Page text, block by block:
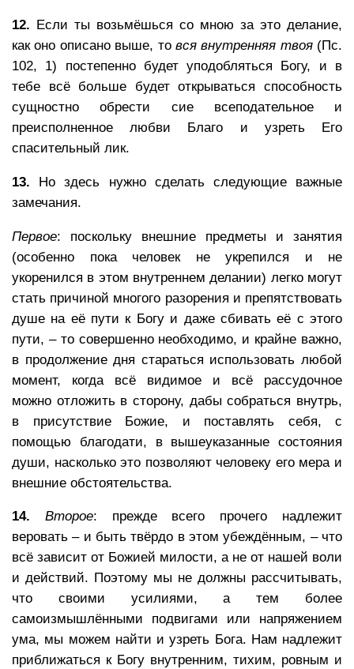
12. Если ты возьмёшься со мною за это делание,
как оно описано выше, то вся внутренняя твоя(Пс.
102, 1) постепенно будет уподобляться Богу, и в
тебе всё больше будет открываться способность
сущностно обрести сие всеподательное и
преисполненное любви Благо и узреть Его
спасительный лик.
13. Но здесь нужно сделать следующие важные
замечания.
Первое: поскольку внешние предметы и занятия
(особенно пока человек не укрепился и не
укоренился в этом внутреннем делании) легко могут
стать причиной многого разорения и препятствовать
душе на её пути к Богу и даже сбивать её с этого
пути, – то совершенно необходимо, и крайне важно,
в продолжение дня стараться использовать любой
момент, когда всё видимое и всё рассудочное
можно отложить в сторону, дабы собраться внутрь,
в присутствие Божие, и поставлять себя, с
помощью благодати, в вышеуказанные состояния
души, насколько это позволяют человеку его мера и
внешние обстоятельства.
14. Второе: прежде всего прочего надлежит
веровать – и быть твёрдо в этом убеждённым, – что
всё зависит от Божией милости, а не от нашей воли
и действий. Поэтому мы не должны рассчитывать,
что своими усилиями, а тем более
самоизмышлёнными подвигами или напряжением
ума, мы можем найти и узреть Бога. Нам надлежит
приближаться к Богу внутренним, тихим, ровным и